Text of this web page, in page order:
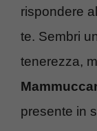
rispondere
te. Sembri
tenerezza,
presente in